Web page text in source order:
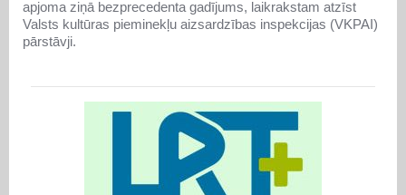
apjoma ziņā bezprecedenta gadījums, laikrakstam atzīst
Valsts kultūras pieminekļu aizsardzības inspekcijas (VKPAI)
pārstāvji.